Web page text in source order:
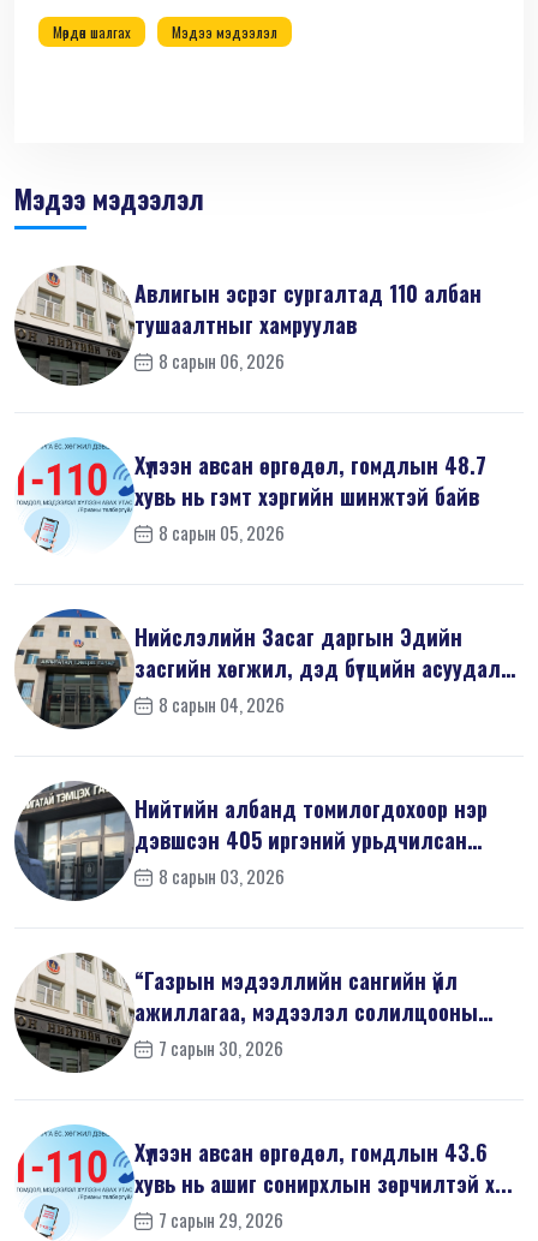
Мөрдөн шалгах Мэдээ мэдээлэл
Мэдээ мэдээлэл
Авлигын эсрэг сургалтад 110 албан
тушаалтныг хамруулав
8 сарын 06, 2026
Хүлээн авсан өргөдөл, гомдлын 48.7
хувь нь гэмт хэргийн шинжтэй байв
8 сарын 05, 2026
Нийслэлийн Засаг даргын Эдийн
засгийн хөгжил, дэд бүтцийн асуудал
хари...
8 сарын 04, 2026
Нийтийн албанд томилогдохоор нэр
дэвшсэн 405 иргэний урьдчилсан
мэдүүл...
8 сарын 03, 2026
“Газрын мэдээллийн сангийн үйл
ажиллагаа, мэдээлэл солилцооны
журам”-...
7 сарын 30, 2026
Хүлээн авсан өргөдөл, гомдлын 43.6
хувь нь ашиг сонирхлын зөрчилтэй х...
7 сарын 29, 2026